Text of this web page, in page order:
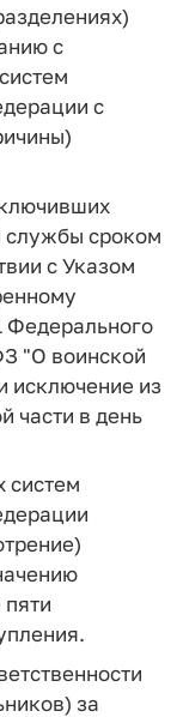
с
с
службы сроком
с Указом
Федерального
"О воинской
исключение из
части в день
систем
за